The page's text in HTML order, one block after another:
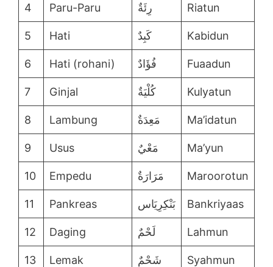
4 Paru-Paru رِئَةٌ Riatun
5 Hati كَبِدٌ Kabidun
6 Hati (rohani) فُؤَادٌ Fuaadun
7 Ginjal كُلْيَةٌ Kulyatun
8 Lambung مَعِدَةٌ Ma’idatun
9 Usus مَعْيٌ Ma’yun
10 Empedu مَرَارَةٌ Maroorotun
11 Pankreas بَنْكِرِيَاس Bankriyaas
12 Daging لَحْمٌ Lahmun
13 Lemak شَحْمٌ Syahmun